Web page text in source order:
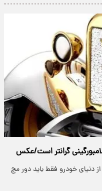
گرانتر است/عکس
دنیای خودرو فقط باید دور مچ